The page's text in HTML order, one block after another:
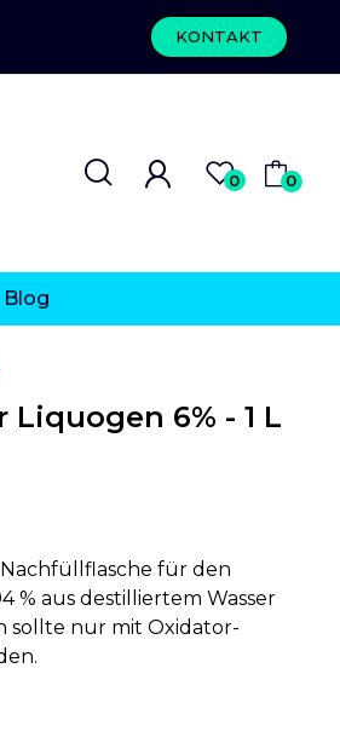
KONTAKT
0 0
Blog
Liquogen 6% - 1 L
für den
% aus destilliertem Wasser
sollte nur mit Oxidator-